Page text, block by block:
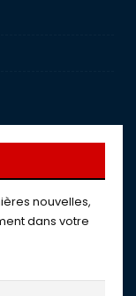
nouvelles,
dans votre